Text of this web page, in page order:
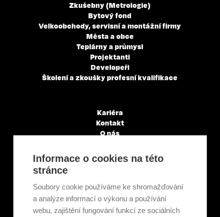
Zkušebny (Metrologie)
Bytový fond
Velkoobchody, servisní a montážní firmy
Města a obce
Teplárny a průmysl
Projektanti
Developeři
Školení a zkoušky profesní kvalifikace
Kariéra
Kontakt
O nás
Články a novinky
GDPR & Cookies
Ekologická recyklace
Projekty EU
Intranet - Přihlášení
Informace o cookies na této
stránce
Soubory cookie používáme ke shromažďování
a analýze informací o výkonu a používání
webu, zajištění fungování funkcí ze sociálních